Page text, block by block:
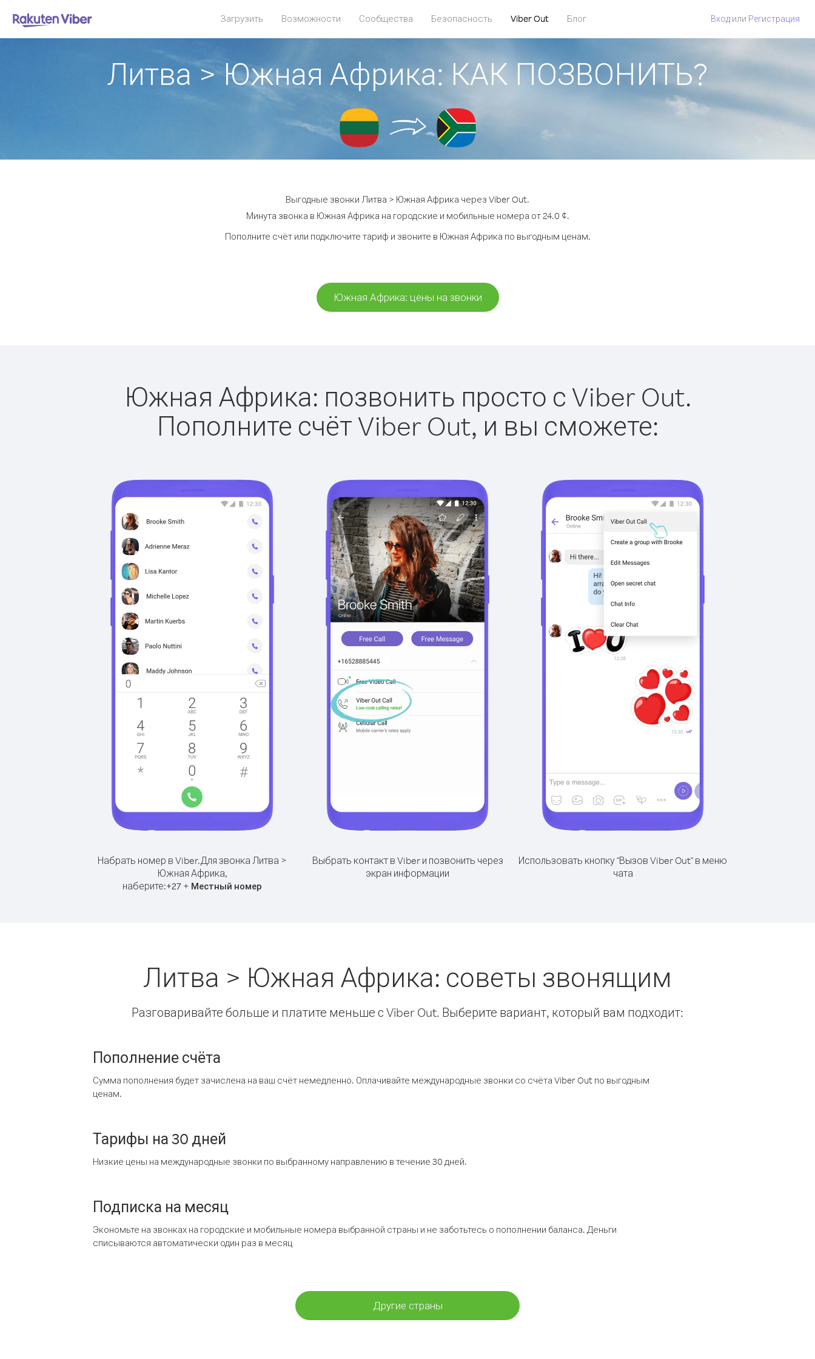
Загрузить Возможности Сообщества Безопасность Viber Out Блог Вход или Регистрация
Литва > Южная Африка: КАК ПОЗВОНИТЬ?
Выгодные звонки Литва > Южная Африка через Viber Out.
Минута звонка в Южная Африка на городские и мобильные номера от 24.0 ¢.
Пополните счёт или подключите тариф и звоните в Южная Африка по выгодным ценам.
Южная Африка: цены на звонки
Южная Африка: позвонить просто с Viber Out.
Пополните счёт Viber Out, и вы сможете:
Набрать номер в Viber.Для звонка Литва >
Южная Африка,
наберите:+27 + Местный номер
Выбрать контакт в Viber и позвонить через
экран информации
Использовать кнопку "Вызов Viber Out" в меню
чата
Литва > Южная Африка: советы звонящим
Разговаривайте больше и платите меньше с Viber Out. Выберите вариант, который вам подходит:
Пополнение счёта
Сумма пополнения будет зачислена на ваш счёт немедленно. Оплачивайте международные звонки со счёта Viber Out по выгодным
ценам.
Тарифы на 30 дней
Низкие цены на международные звонки по выбранному направлению в течение 30 дней.
Подписка на месяц
Экономьте на звонках на городские и мобильные номера выбранной страны и не заботьтесь о пополнении баланса. Деньги
списываются автоматически один раз в месяц
Другие страны